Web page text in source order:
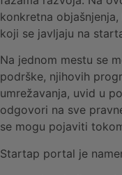
konkretna
koji se javljaju na
Na jednom mestu se
podrške, njihovih
umrežavanja, uvid u
odgovori na sve
se mogu pojaviti
Startap portal je